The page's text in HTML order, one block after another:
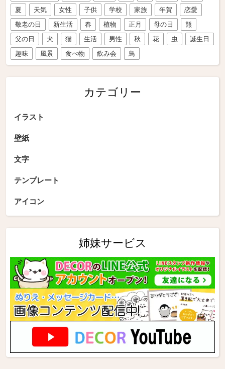
夏
天気 女性 子供 学校 家族 年賀
恋愛
敬老の日
新生活 春 植物 正月 母の日
熊
父の日
犬 猫 生活 男性 秋 花 虫
誕生日
趣味
風景 食べ物 飲み会 鳥
カテゴリー
イラスト
壁紙
文字
テンプレート
アイコン
姉妹サービス